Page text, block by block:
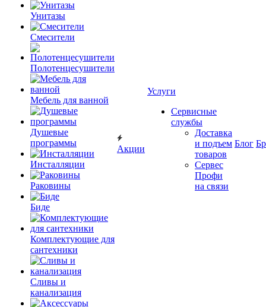
Унитазы
Смесители
Полотенцесушители
Мебель для ванной
Душевые
программы
Инсталляции
Раковины
Биде
Комплектующие для
сантехники
Сливы и
канализация
Акции
Услуги
Сервисные
службы
Доставка
и подъем
товаров
Сервес
Профи
на связи
Блог